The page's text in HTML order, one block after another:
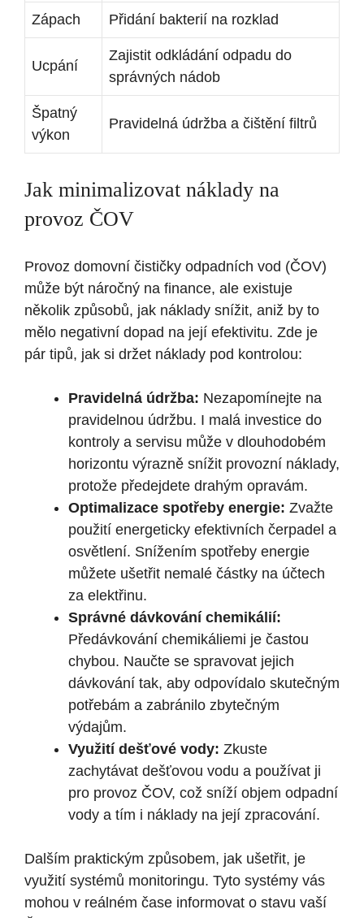
Zápach Přidání bakterií na rozklad
Ucpání
Zajistit odkládání odpadu do
správných nádob
Špatný
výkon
Pravidelná údržba a čištění filtrů
Jak minimalizovat náklady na
provoz ČOV
Provoz domovní čističky odpadních vod (ČOV)
může být náročný na finance, ale existuje
několik způsobů, jak náklady snížit, aniž by to
mělo negativní dopad na její efektivitu. Zde je
pár tipů, jak si držet náklady pod kontrolou:
Pravidelná údržba: Nezapomínejte na
pravidelnou údržbu. I malá investice do
kontroly a servisu může v dlouhodobém
horizontu výrazně snížit provozní náklady,
protože předejdete drahým opravám.
Optimalizace spotřeby energie: Zvažte
použití energeticky efektivních čerpadel a
osvětlení. Snížením spotřeby energie
můžete ušetřit nemalé částky na účtech
za elektřinu.
Správné dávkování chemikálií:
Předávkování chemikáliemi je častou
chybou. Naučte se spravovat jejich
dávkování tak, aby odpovídalo skutečným
potřebám a zabránilo zbytečným
výdajům.
Využití dešťové vody: Zkuste
zachytávat dešťovou vodu a používat ji
pro provoz ČOV, což sníží objem odpadní
vody a tím i náklady na její zpracování.
Dalším praktickým způsobem, jak ušetřit, je
využití systémů monitoringu. Tyto systémy vás
mohou v reálném čase informovat o stavu vaší